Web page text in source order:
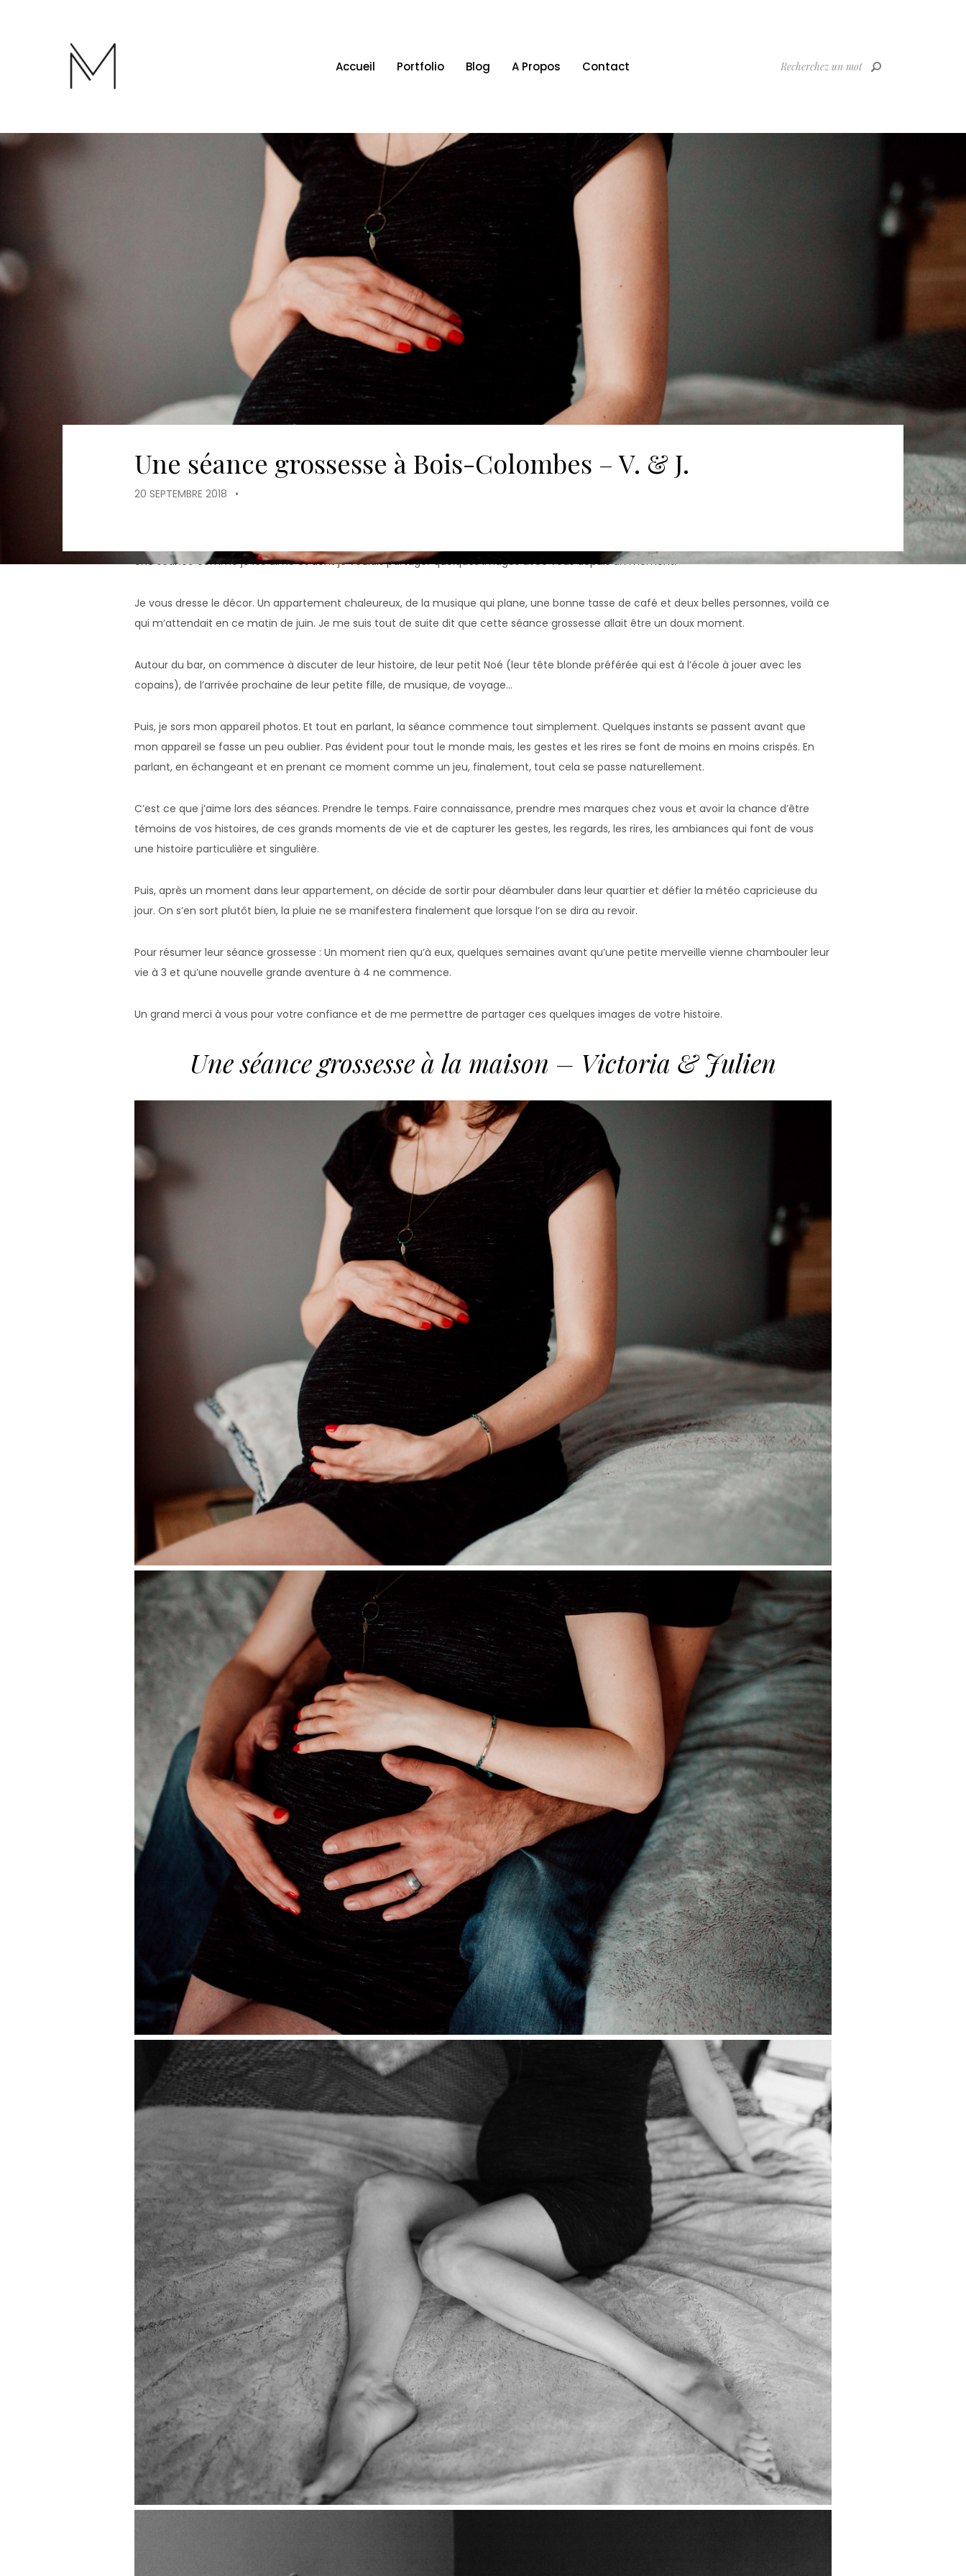
Accueil Portfolio Blog A Propos Contact
Une séance grossesse à Bois-Colombes – V. & J.
20 SEPTEMBRE 2018 •
Une séance comme je les aime et dont je voulais partager quelques images avec vous depuis un moment.
Je vous dresse le décor. Un appartement chaleureux, de la musique qui plane, une bonne tasse de café et deux belles personnes, voilà ce
qui m’attendait en ce matin de juin. Je me suis tout de suite dit que cette séance grossesse allait être un doux moment.
Autour du bar, on commence à discuter de leur histoire, de leur petit Noé (leur tête blonde préférée qui est à l’école à jouer avec les
copains), de l’arrivée prochaine de leur petite fille, de musique, de voyage…
Puis, je sors mon appareil photos. Et tout en parlant, la séance commence tout simplement. Quelques instants se passent avant que
mon appareil se fasse un peu oublier. Pas évident pour tout le monde mais, les gestes et les rires se font de moins en moins crispés. En
parlant, en échangeant et en prenant ce moment comme un jeu, finalement, tout cela se passe naturellement.
C’est ce que j’aime lors des séances. Prendre le temps. Faire connaissance, prendre mes marques chez vous et avoir la chance d’être
témoins de vos histoires, de ces grands moments de vie et de capturer les gestes, les regards, les rires, les ambiances qui font de vous
une histoire particulière et singulière.
Puis, après un moment dans leur appartement, on décide de sortir pour déambuler dans leur quartier et défier la météo capricieuse du
jour. On s’en sort plutôt bien, la pluie ne se manifestera finalement que lorsque l’on se dira au revoir.
Pour résumer leur séance grossesse : Un moment rien qu’à eux, quelques semaines avant qu’une petite merveille vienne chambouler leur
vie à 3 et qu’une nouvelle grande aventure à 4 ne commence.
Un grand merci à vous pour votre confiance et de me permettre de partager ces quelques images de votre histoire.
Une séance grossesse à la maison – Victoria & Julien